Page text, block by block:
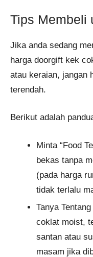
Tips Membeli
Jika anda sedang
harga doorgift kek
atau keraian, jangan
terendah.
Berikut adalah
Minta “Food
bekas tanpa
(pada harga
tidak terlalu
Tanya
coklat moist,
santan atau
masam jika